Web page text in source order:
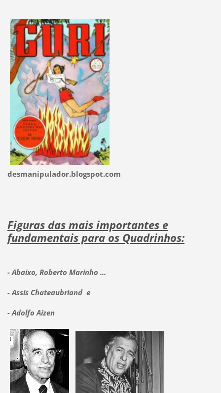
desmanipulador.blogspot.com
Figuras das mais importantes e
fundamentais para os Quadrinhos:
- Abaixo, Roberto Marinho ...
- Assis Chateaubriand e
- Adolfo Aizen